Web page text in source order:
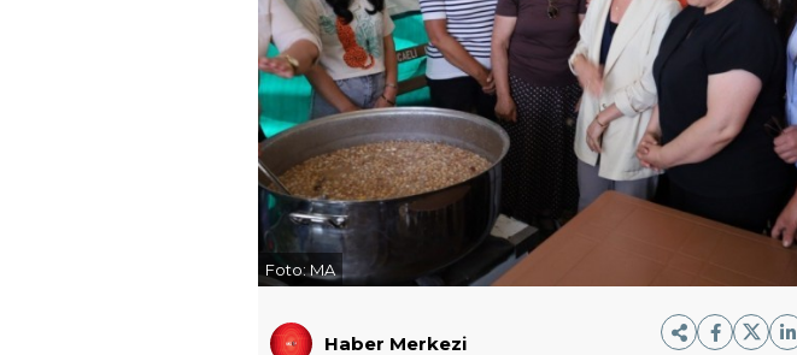
Foto:MA
Haber Merkezi